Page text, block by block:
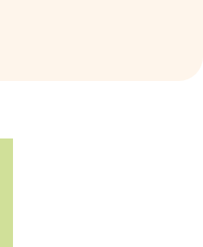
sur le site : facebook
onglet sur le site : instagram